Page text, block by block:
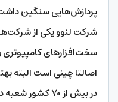
پردازش‌هایی سنگین
شرکت لنوو یکی از
سخت‌افزارهای
اصالتا چینی است البته
در بیش از ۷۰